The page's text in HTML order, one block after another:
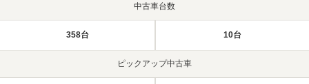
中古車台数
358台 10台
ピックアップ中古車